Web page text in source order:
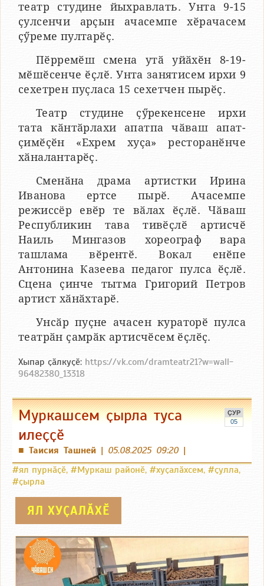
театр студине йыхравлать. Унта 9-15
ҫулсенчи арҫын ачасемпе хӗрачасем
ҫӳреме пултарӗҫ.
Пӗрремӗш смена утӑ уйӑхӗн 8-19-
мӗшӗсенче ӗҫлӗ. Унта занятисем ирхи 9
сехетрен пуҫласа 15 сехетчен пырӗҫ.
Театр студине ҫӳрекенсене ирхи
тата кӑнтӑрлахи апатпа чӑваш апат-
ҫимӗҫӗн «Ехрем хуҫа» ресторанӗнче
хӑналантарӗҫ.
Сменӑна драма артистки Ирина
Иванова ертсе пырӗ. Ачасемпе
режиссёр евӗр те вӑлах ӗҫлӗ. Чӑваш
Республикин тава тивӗҫлӗ артисчӗ
Наиль Мингазов хореограф вара
ташлама вӗрентӗ. Вокал енӗпе
Антонина Казеева педагог пулса ӗҫлӗ.
Сцена ҫинче тытма Григорий Петров
артист хӑнӑхтарӗ.
Унсӑр пуҫне ачасен кураторӗ пулса
театрӑн ҫамрӑк артисчӗсем ӗҫлӗҫ.
Хыпар ҫӑлкуҫӗ: https://vk.com/dramteatr21?w=wall-
96482380_13318
ҪУР
05
Муркашсем ҫырла туса
илеҫҫӗ
■ Таисия Ташней | 05.08.2025 09:20|
#ял пурнӑҫӗ, #Муркаш районӗ, #хуҫалӑхсем, #ҫулла,
#ҫырла
ЯЛ ХУҪАЛӐХӖ